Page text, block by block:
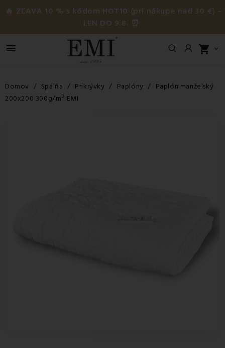
🔥 ZĽAVA 10 % s kódom HOT10 (pri nákupe nad 30 €) –
LEN DO 9.8. ⏰
 shopping_cart 
Domov Spálňa Prikrývky Paplóny
Paplón manželský
200x200 300g/m² EMI